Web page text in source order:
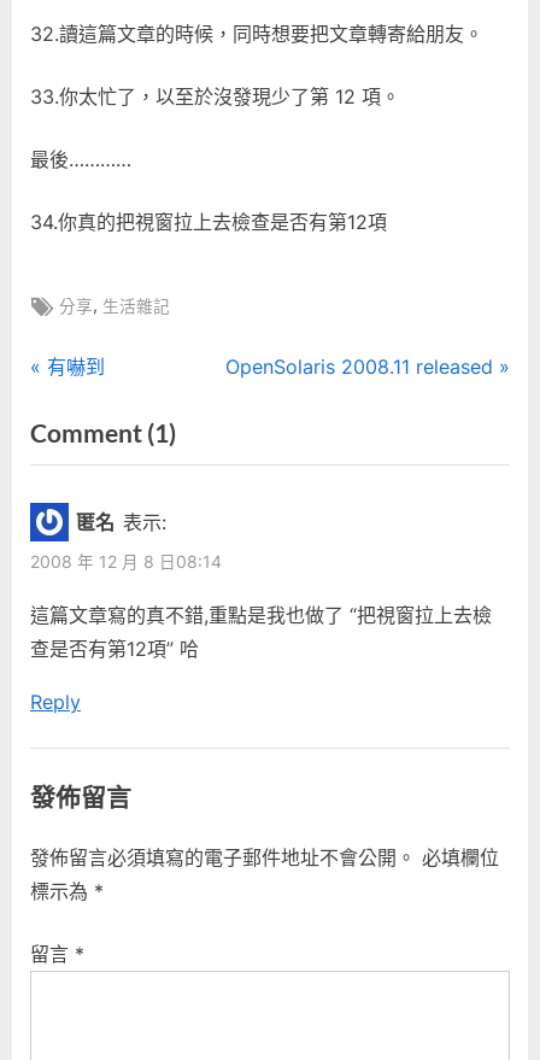
32.讀這篇文章的時候，同時想要把文章轉寄給朋友。
33.你太忙了，以至於沒發現少了第 12 項。
最後…………
34.你真的把視窗拉上去檢查是否有第12項
Tags:
分享, 生活雜記
文
章
導
覽
P
e
v
i
o
u
s
P
s
有嚇到
N
t
t
OpenSolaris 2008.11 released
Comment (1)on
“上
34
條
匿名 表示:
2008 年 12 月 8 日08:14
這篇文章寫的真不錯,重點是我也做了 “把視窗拉上去檢
查是否有第12項” 哈
Reply
發佈留言
發佈留言必須填寫的電子郵件地址不會公開。 必填欄位
標示為 *
留言 *